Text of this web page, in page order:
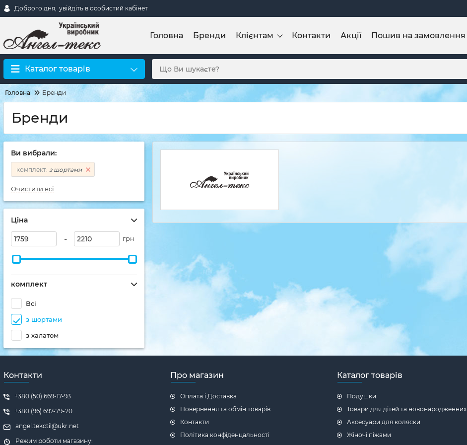
Доброго дня, увійдіть в особистий кабінет
Головна Бренди Клієнтам Контакти Акції Пошив на замовлення
Каталог товарів
Головна Бренди
Бренди
Ви вибрали:
комплект: з шортами
Очистити всі
Ціна
- грн
комплект
Всі
з шортами
з халатом
Контакти
+380 (50) 669-17-93
+380 (96) 697-79-70
angel.tekctil@ukr.net
Режим роботи магазину:
Про магазин
Оплата і Доставка
Повернення та обмін товарів
Контакти
Політика конфіденцальності
Каталог товарів
Подушки
Товари для дітей та новонародженних
Аксесуари для коляски
Жіночі піжами